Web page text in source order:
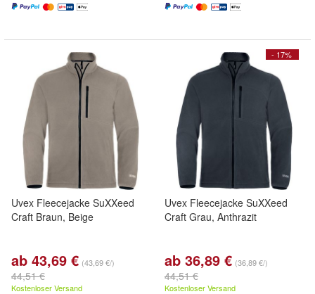
Uvex Fleecejacke SuXXeed
Craft Braun, Beige
ab 43,69 € (43,69 €/)
44,51 €
Kostenloser Versand
- 17%
Uvex Fleecejacke SuXXeed
Craft Grau, Anthrazit
ab 36,89 € (36,89 €/)
44,51 €
Kostenloser Versand